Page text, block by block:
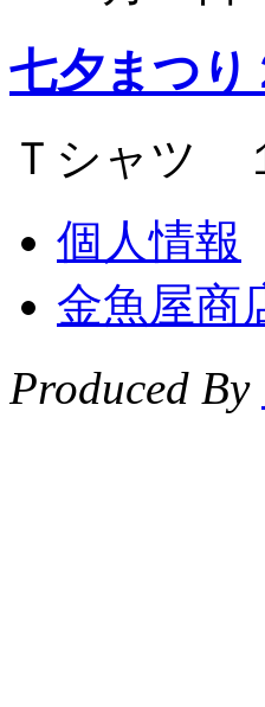
七夕まつ
Ｔシャツ
個人情報
金魚屋商
Produced By